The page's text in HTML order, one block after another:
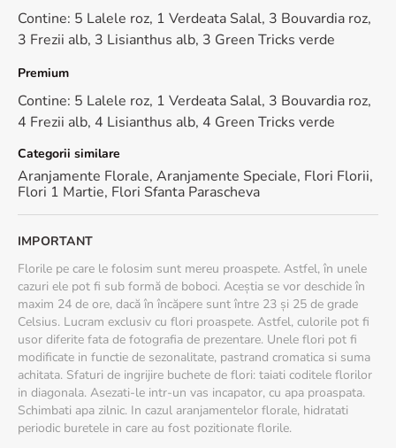
Contine: 5 Lalele roz, 1 Verdeata Salal, 3 Bouvardia roz,
3 Frezii alb, 3 Lisianthus alb, 3 Green Tricks verde
Premium
Contine: 5 Lalele roz, 1 Verdeata Salal, 3 Bouvardia roz,
4 Frezii alb, 4 Lisianthus alb, 4 Green Tricks verde
Categorii similare
Aranjamente Florale, Aranjamente Speciale, Flori Florii,
Flori 1 Martie, Flori Sfanta Parascheva
IMPORTANT
Florile pe care le folosim sunt mereu proaspete. Astfel, în unele
cazuri ele pot fi sub formă de boboci. Aceștia se vor deschide în
maxim 24 de ore, dacă în încăpere sunt între 23 și 25 de grade
Celsius. Lucram exclusiv cu flori proaspete. Astfel, culorile pot fi
usor diferite fata de fotografia de prezentare. Unele flori pot fi
modificate in functie de sezonalitate, pastrand cromatica si suma
achitata. Sfaturi de ingrijire buchete de flori: taiati coditele florilor
in diagonala. Asezati-le intr-un vas incapator, cu apa proaspata.
Schimbati apa zilnic. In cazul aranjamentelor florale, hidratati
periodic buretele in care au fost pozitionate florile.